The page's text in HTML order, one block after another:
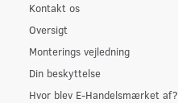
Kontakt os
Oversigt
Monterings vejledning
Din beskyttelse
Hvor blev E-Handelsmærket af?